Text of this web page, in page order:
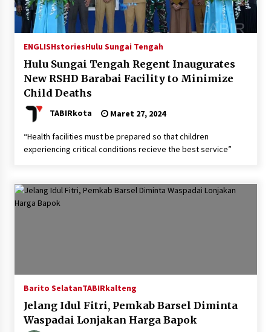
ENGLISHstoriesHulu Sungai Tengah
Hulu Sungai Tengah Regent Inaugurates
New RSHD Barabai Facility to Minimize
Child Deaths
TABIRkota Maret 27, 2024
“Health facilities must be prepared so that children
experiencing critical conditions recieve the best service”
Barito SelatanTABIRkalteng
Jelang Idul Fitri, Pemkab Barsel Diminta
Waspadai Lonjakan Harga Bapok